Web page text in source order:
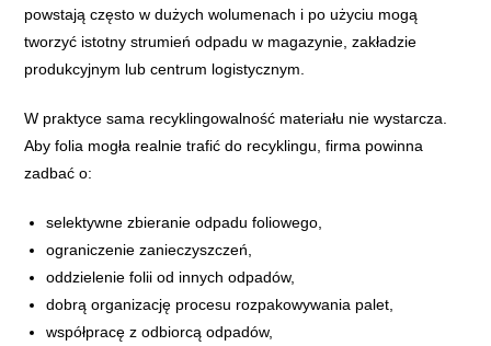
powstają często w dużych wolumenach i po użyciu mogą
tworzyć istotny strumień odpadu w magazynie, zakładzie
produkcyjnym lub centrum logistycznym.
W praktyce sama recyklingowalność materiału nie wystarcza.
Aby folia mogła realnie trafić do recyklingu, firma powinna
zadbać o:
selektywne zbieranie odpadu foliowego,
ograniczenie zanieczyszczeń,
oddzielenie folii od innych odpadów,
dobrą organizację procesu rozpakowywania palet,
współpracę z odbiorcą odpadów,